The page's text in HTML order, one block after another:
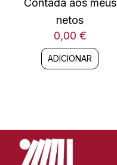
Contada aos meus
netos
0,00 €
ADICIONAR